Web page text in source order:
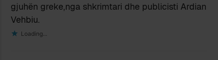
gjuhën greke,nga shkrimtari dhe publicisti Ardian
Vehbiu.
Loading...